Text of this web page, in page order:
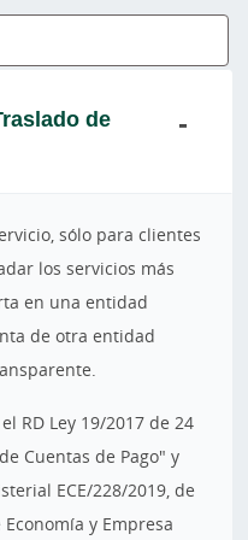
de
sólo para clientes
los servicios más
en una entidad
de otra entidad
RD Ley 19/2017 de 24
Cuentas de Pago" y
ECE/228/2019, de
y Empresa